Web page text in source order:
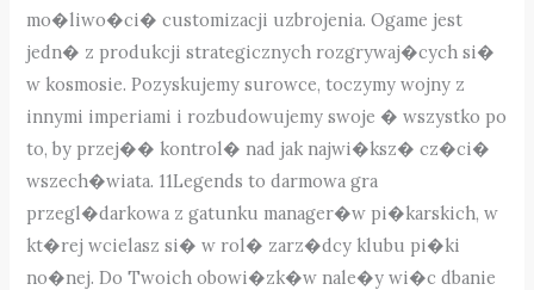
mo�liwo�ci� customizacji uzbrojenia. Ogame jest
jedn� z produkcji strategicznych rozgrywaj�cych si�
w kosmosie. Pozyskujemy surowce, toczymy wojny z
innymi imperiami i rozbudowujemy swoje � wszystko po
to, by przej�� kontrol� nad jak najwi�ksz� cz�ci�
wszech�wiata. 11Legends to darmowa gra
przegl�darkowa z gatunku manager�w pi�karskich, w
kt�rej wcielasz si� w rol� zarz�dcy klubu pi�ki
no�nej. Do Twoich obowi�zk�w nale�y wi�c dbanie